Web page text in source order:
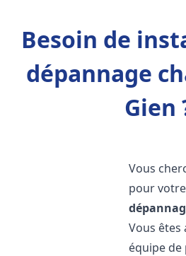
Besoin de
dépannage
Gien
Vous
pour votre
Vous
équipe